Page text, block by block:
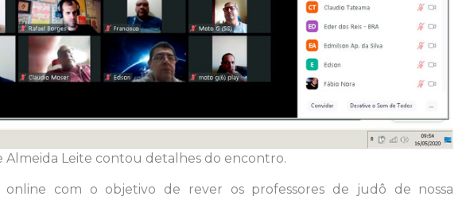
Almeida Leite contou detalhes do encontro.
online com o objetivo de rever os professores de judô de nossa